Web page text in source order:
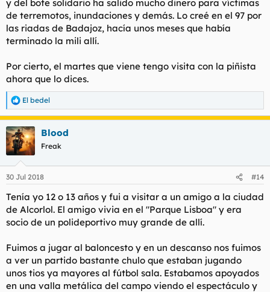
y del bote solidario ha salido mucho dinero para víctimas
de terremotos, inundaciones y demás. Lo creé en el 97 por
las riadas de Badajoz, hacía unos meses que había
terminado la mili allí.
Por cierto, el martes que viene tengo visita con la piñista
ahora que lo dices.
R
e
a
c
c
i
e
:
El bedel
Blood
Freak
30 Jul 2018 #14
Tenía yo 12 o 13 años y fui a visitar a un amigo a la ciudad
de Alcorlol. El amigo vivia en el "Parque Lisboa" y era
socio de un polideportivo muy grande de allí.
Fuimos a jugar al baloncesto y en un descanso nos fuimos
a ver un partido bastante chulo que estaban jugando
unos tios ya mayores al fútbol sala. Estabamos apoyados
en una valla metálica del campo viendo el espectáculo y